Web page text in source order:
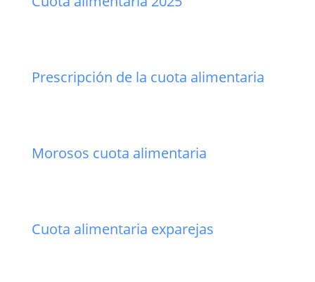
Prescripción de la cuota alimentaria
Morosos cuota alimentaria
Cuota alimentaria exparejas